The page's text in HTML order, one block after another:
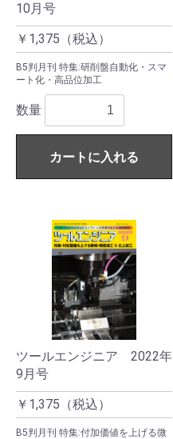
10月号
￥1,375（税込）
B5判月刊 特集:研削盤自動化・スマ
ート化・高品位加工
数量
カートに入れる
ツールエンジニア 2022年
9月号
￥1,375（税込）
B5判月刊 特集:付加価値を上げる微